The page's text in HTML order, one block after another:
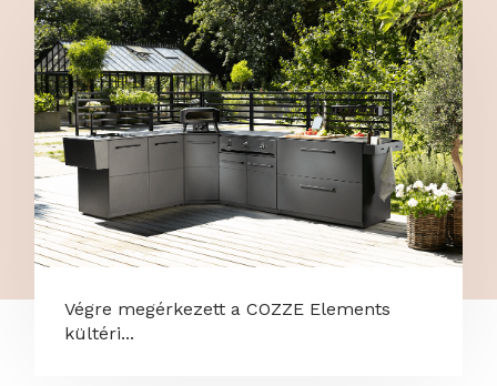
Végre megérkezett a COZZE Elements
kültéri...